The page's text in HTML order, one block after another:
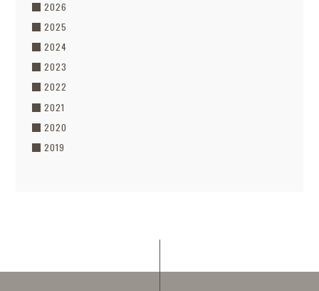
2026
2025
2024
2023
2022
2021
2020
2019